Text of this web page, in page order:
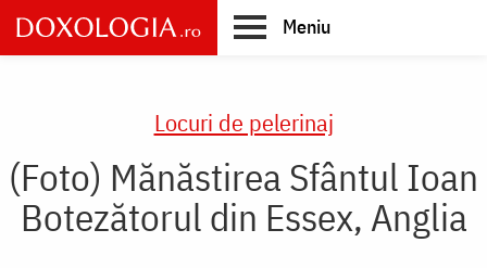
Skip
to
main
Meniu
Locuri de pelerinaj
(Foto) Mănăstirea Sfântul Ioan
Botezătorul din Essex, Anglia